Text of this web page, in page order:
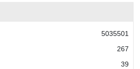
công nhận chất lượng
5035501
267
39